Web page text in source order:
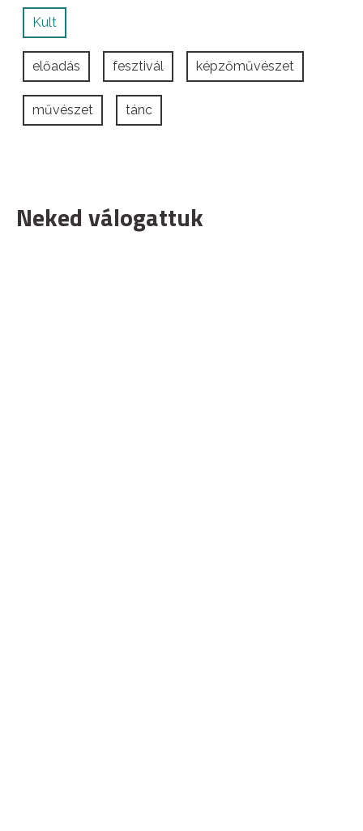
Kult
előadás fesztivál képzőművészet
művészet tánc
Neked válogattuk